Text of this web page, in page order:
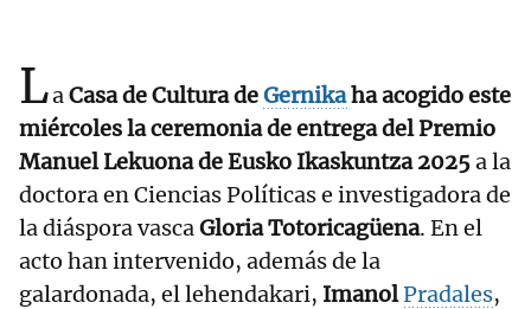
LaCasa de Cultura deGernikaha acogido este
miércoles la ceremonia de entrega del Premio
Manuel Lekuona de Eusko Ikaskuntza 2025a la
doctora en Ciencias Políticas e investigadora de
la diáspora vascaGloria Totoricagüena. En el
acto han intervenido, además de la
galardonada, el lehendakari, ImanolPradales,